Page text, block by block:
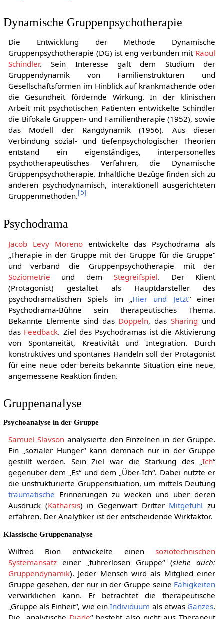
Dynamische Gruppenpsychotherapie
Die Entwicklung der Methode Dynamische
Gruppenpsychotherapie (DG) ist eng verbunden mit Raoul
Schindler. Sein Interesse galt dem Studium der
Gruppendynamik von Familienstrukturen und
Gesellschaftsformen im Hinblick auf krankmachende oder
die Gesundheit fördernde Wirkung. In der klinischen
Arbeit mit psychotischen Patienten entwickelte Schindler
die Bifokale Gruppen- und Familientherapie (1952), sowie
das Modell der Rangdynamik (1956). Aus dieser
Verbindung sozial- und tiefenpsychologischer Theorien
entstand ein eigenständiges, interpersonelles
psychotherapeutisches Verfahren, die Dynamische
Gruppenpsychotherapie. Inhaltliche Bezüge finden sich zu
anderen psychodynamisch, interaktionell ausgerichteten
Gruppenmethoden.[5]
Psychodrama
Jacob Levy Morenoentwickelte das Psychodrama als
„Therapie in der Gruppe mit der Gruppe für die Gruppe“
und verband die Gruppenpsychotherapie mit der
Soziometrie und dem Stegreifspiel. Der Klient
(Protagonist) gestaltet als Hauptdarsteller des
psychodramatischen Spiels im „ Hier und Jetzt“ einer
Psychodrama-Bühne sein therapeutisches Thema.
Bekannte Elemente sind das Doppeln, dasSharing und
das Feedback. Ziel des Psychodramas ist die Aktivierung
von Spontaneität, Kreativität und Integration. Durch
konstruktives und spontanes Handeln soll der Protagonist
für eine neue oder bereits bekannte Situation eine neue,
angemessene Reaktion finden.
Gruppenanalyse
Psychoanalyse in der Gruppe
Samuel Slavson analysierte den Einzelnen in der Gruppe.
Ein „sozialer Hunger“ kann demnach nur in der Gruppe
gestillt werden. Sein Ziel war die Stärkung des „Ich“
gegenüber dem „Es“ und dem „Über-Ich“. Dabei nutzte er
die unstrukturierte Gruppensituation, um mittels Deutung
traumatische Erinnerungen zu wecken und über deren
Ausdruck (Katharsis) in Gegenwart Dritter Mitgefühl zu
erfahren. Der Analytiker ist der entscheidende Wirkfaktor.
Klassische Gruppenanalyse
Wilfred Bion entwickelte einensoziotechnischen
Systemansatzeiner „führerlosen Gruppe“ (siehe auch:
Gruppendynamik). Jeder Mensch wird als Mitglied einer
Gruppe gesehen, der nur in der Gruppe seine Fähigkeiten
verwirklichen kann. Er betrachtet die therapeutische
„Gruppe als Einheit“, wie einIndividuum als etwas Ganzes.